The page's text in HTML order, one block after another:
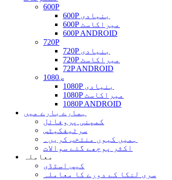
600P
600P بنیادی
600P میراکاسٹ
600P ANDROID
720P
720P بنیادی
720P میراکاسٹ
72P ANDROID
1080ص
1080P بنیادی
1080P میراکاسٹ
1080P ANDROID
ہمارے بارے میں
کمپنی پروفائل
سرٹیفکیٹس
ہمیں کیوں منتخب کریں۔
اکثر پوچھے گئے سوالات
معاملہ
کیس اسٹڈی
سری لنکا کے دورے کا معاملہ